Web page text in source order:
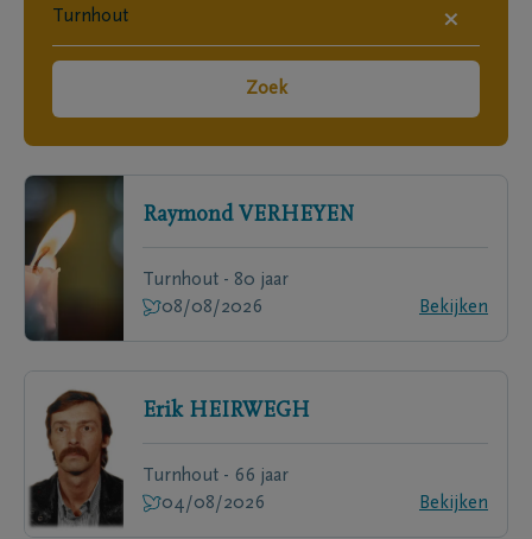
×
Zoek
Raymond VERHEYEN
Turnhout - 80 jaar
08/08/2026
Bekijken
Erik HEIRWEGH
Turnhout - 66 jaar
04/08/2026
Bekijken